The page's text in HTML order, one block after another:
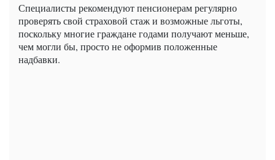
Специалисты рекомендуют пенсионерам регулярно
проверять свой страховой стаж и возможные льготы,
поскольку многие граждане годами получают меньше,
чем могли бы, просто не оформив положенные
надбавки.